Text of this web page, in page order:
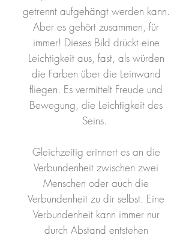
getrennt aufgehängt werden kann.
Aber es gehört zusammen, für
immer! Dieses Bild drückt eine
Leichtigkeit aus, fast, als würden
die Farben über die Leinwand
fliegen. Es vermittelt Freude und
Bewegung, die Leichtigkeit des
Seins.
Gleichzeitig erinnert es an die
Verbundenheit zwischen zwei
Menschen oder auch die
Verbundenheit zu dir selbst. Eine
Verbundenheit kann immer nur
durch Abstand entstehen